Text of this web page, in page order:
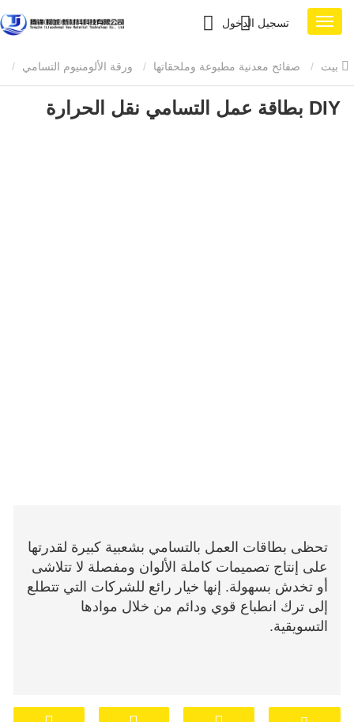
تسجيل الدخول
صفائح معدنية مطبوعة وملحقاتها ورقة الألومنيوم التسامي
DIY بطاقة عمل التسامي نقل الحرارة
DIY بطاقة عمل التسامي نقل الحرارة
تحظى بطاقات العمل بالتسامي بشعبية كبيرة لقدرتها
على إنتاج تصميمات كاملة الألوان ومفصلة لا تتلاشى
أو تخدش بسهولة. إنها خيار رائع للشركات التي تتطلع
إلى ترك انطباع قوي ودائم من خلال موادها
التسويقية.